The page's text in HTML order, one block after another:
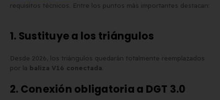
requisitos técnicos. Entre los puntos más importantes destacan:
1. Sustituye a los triángulos
Desde 2026, los triángulos quedarán totalmente reemplazados
por la baliza V16 conectada
2. Conexión obligatoria a DGT 3.0